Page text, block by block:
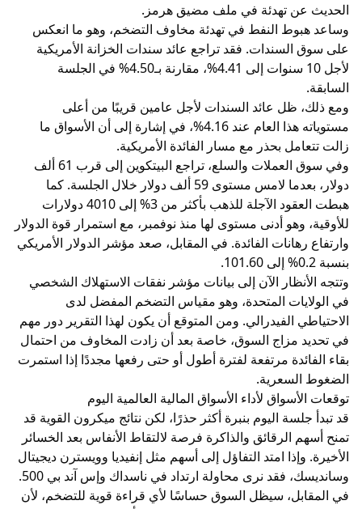
الحديث عن تهدئة في ملف مضيق هرمز.
وساعد هبوط النفط في تهدئة مخاوف التضخم، وهو ما انعكس
على سوق السندات. فقد تراجع عائد سندات الخزانة الأمريكية
لأجل 10 سنوات إلى 4.41%، مقارنة بـ4.50% في الجلسة
السابقة.
ومع ذلك، ظل عائد السندات لأجل عامين قريبًا من أعلى
مستوياته هذا العام عند 4.16%، في إشارة إلى أن الأسواق ما
زالت تتعامل بحذر مع مسار الفائدة الأمريكية.
وفي سوق العملات والسلع، تراجع البيتكوين إلى قرب 61 ألف
دولار، بعدما لامس مستوى 59 ألف دولار خلال الجلسة. كما
هبطت العقود الآجلة للذهب بأكثر من 3% إلى 4010 دولارات
للأوقية، وهو أدنى مستوى لها منذ نوفمبر، مع استمرار قوة الدولار
وارتفاع رهانات الفائدة. في المقابل، صعد مؤشر الدولار الأمريكي
بنسبة 0.2% إلى 101.60.
وتتجه الأنظار الآن إلى بيانات مؤشر نفقات الاستهلاك الشخصي
في الولايات المتحدة، وهو مقياس التضخم المفضل لدى
الاحتياطي الفيدرالي. ومن المتوقع أن يكون لهذا التقرير دور مهم
في تحديد مزاج السوق، خاصة بعد أن زادت المخاوف من احتمال
بقاء الفائدة مرتفعة لفترة أطول أو حتى رفعها مجددًا إذا استمرت
الضغوط السعرية.
توقعات الأسواق لأداء الأسواق المالية العالمية اليوم
قد تبدأ جلسة اليوم بنبرة أكثر حذرًا، لكن نتائج ميكرون القوية قد
تمنح أسهم الرقائق والذاكرة فرصة لالتقاط الأنفاس بعد الخسائر
الأخيرة. وإذا امتد التفاؤل إلى أسهم مثل إنفيديا وويسترن ديجيتال
وسانديسك، فقد نرى محاولة ارتداد في ناسداك وإس آند بي 500.
في المقابل، سيظل السوق حساسًا لأي قراءة قوية للتضخم، لأن